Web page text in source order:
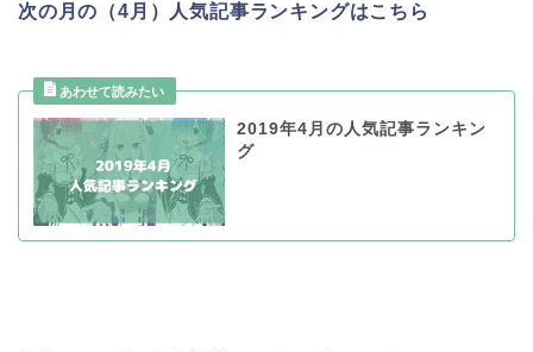
次の月の（4月）人気記事ランキングはこちら
2019年4月の人気記事ランキン
グ